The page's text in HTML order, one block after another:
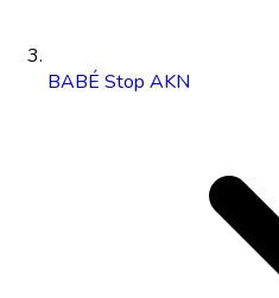
BABÉ Stop AKN